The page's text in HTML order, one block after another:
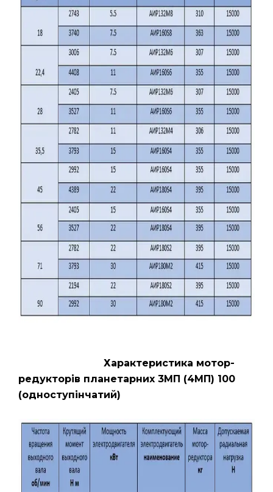
Характеристика мотор-
редукторів планетарних 3МП (4МП) 100
(одноступінчатий)